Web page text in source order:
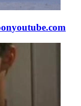
youtube.com